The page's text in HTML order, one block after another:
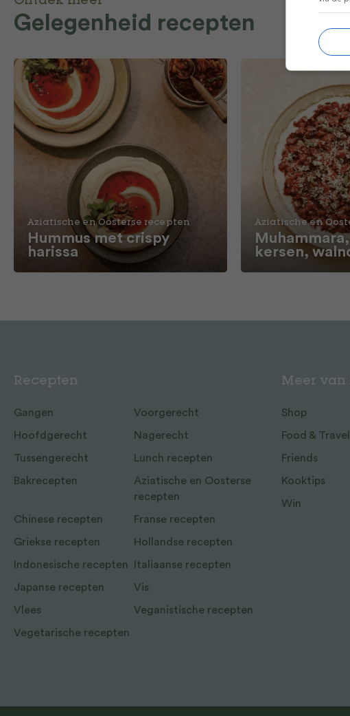
Gelegenheid recepten
Aziatische en Oosterse recepten
Hummus met crispy
harissa
Aziatische en
kersen,
Recepten
Gangen Voorgerecht
Hoofdgerecht Nagerecht
Tussengerecht Lunch recepten
Bakrecepten
Aziatische en Oosterse
recepten
Chinese recepten Franse recepten
Griekse recepten Hollandse recepten
Indonesische recepten Italiaanse recepten
Japanse recepten Vis
Vlees Veganistische recepten
Vegetarische recepten
Meer van
Shop
Food & Travel
Friends
Kooktips
Win